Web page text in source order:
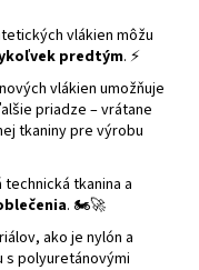
vlákien môžu
predtým. ⚡
vlákien umožňuje
priadze – vrátane
tkaniny pre výrobu
tkanina a
. 🏍️🚀
ako je nylón a
s polyuretánovými